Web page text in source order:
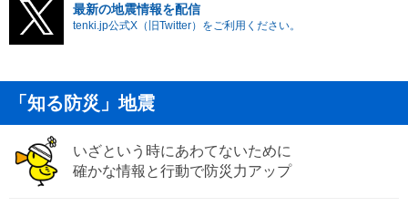
最新の地震情報を配信
tenki.jp公式X（旧Twitter）をご利用ください。
「知る防災」地震
いざという時にあわてないために
確かな情報と行動で防災力アップ